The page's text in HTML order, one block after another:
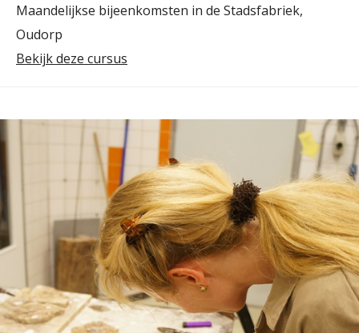
Maandelijkse bijeenkomsten in de Stadsfabriek,
Oudorp
Bekijk deze cursus